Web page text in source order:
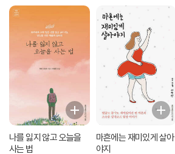
나를 잃지 않고 오늘을
사는 법
마흔에는 재미있게 살아
야지